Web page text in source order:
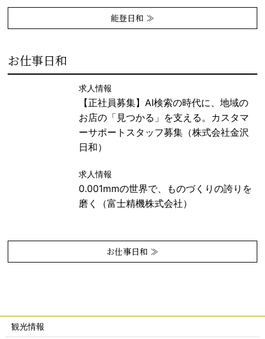
能登日和 ≫
お仕事日和
求人情報
【正社員募集】AI検索の時代に、地域の
お店の「見つかる」を支える。カスタマ
ーサポートスタッフ募集（株式会社金沢
日和）
求人情報
0.001mmの世界で、ものづくりの誇りを
磨く（富士精機株式会社）
お仕事日和 ≫
観光情報